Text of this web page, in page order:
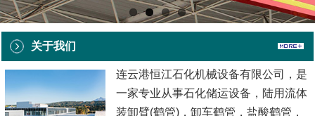
关于我们
连云港恒江石化机械设备有限公司，是
一家专业从事石化储运设备，陆用流体
装卸臂(鹤管)，卸车鹤管，盐酸鹤管，